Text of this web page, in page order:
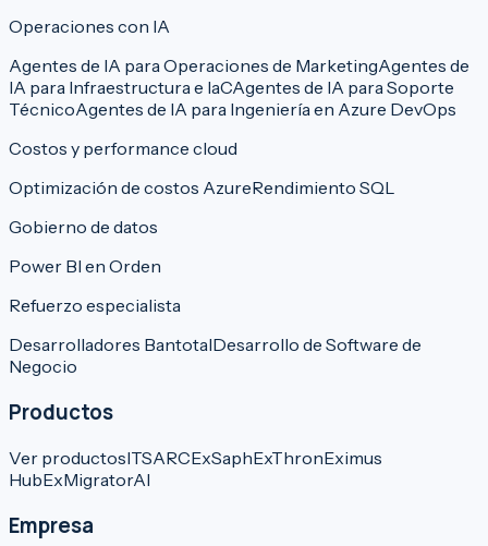
Operaciones con IA
Agentes de IA para Operaciones de MarketingAgentes de
IA para Infraestructura e IaCAgentes de IA para Soporte
TécnicoAgentes de IA para Ingeniería en Azure DevOps
Costos y performance cloud
Optimización de costos AzureRendimiento SQL
Gobierno de datos
Power BI en Orden
Refuerzo especialista
Desarrolladores BantotalDesarrollo de Software de
Negocio
Productos
Ver productosITSARCExSaphExThronEximus
HubExMigratorAI
Empresa